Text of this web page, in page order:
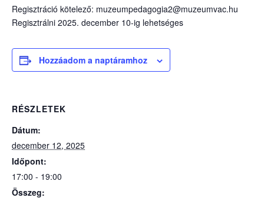
Regisztráció kötelező: muzeumpedagogia2@muzeumvac.hu
Regisztrálni 2025. december 10-ig lehetséges
Hozzáadom a naptáramhoz
RÉSZLETEK
Dátum:
december 12, 2025
Időpont:
17:00 - 19:00
Összeg: